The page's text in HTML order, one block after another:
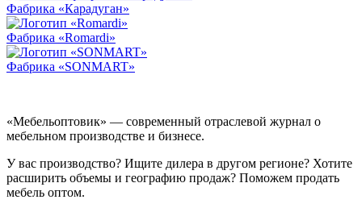
Фабрика «Карадуган»
Фабрика «Romardi»
Фабрика «SONMART»
«Мебельоптовик» — современный отраслевой журнал о
мебельном производстве и бизнесе.
У вас производство? Ищите дилера в другом регионе? Хотите
расширить объемы и географию продаж? Поможем продать
мебель оптом.